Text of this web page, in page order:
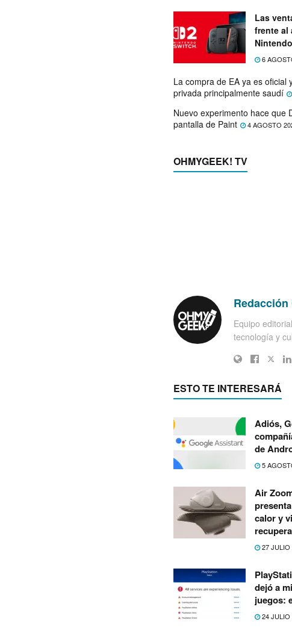
Las
frente al
6
La compra de EA ya es oficial
privada principalmente saudí
Nuevo experimento hace que
pantalla de Paint
4 AGOSTO
OHMYGEEK! TV
Redacción
Equipo
tecnología y
ESTO TE INTERESARÁ
Adiós,
de
5
Air
calor y
27 JULIO
dejó a
juegos:
24 JULIO